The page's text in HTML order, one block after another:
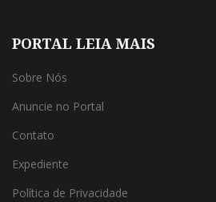
PORTAL LEIA MAIS
Sobre Nós
Anuncie no Portal
Contato
Expediente
Política de Privacidade